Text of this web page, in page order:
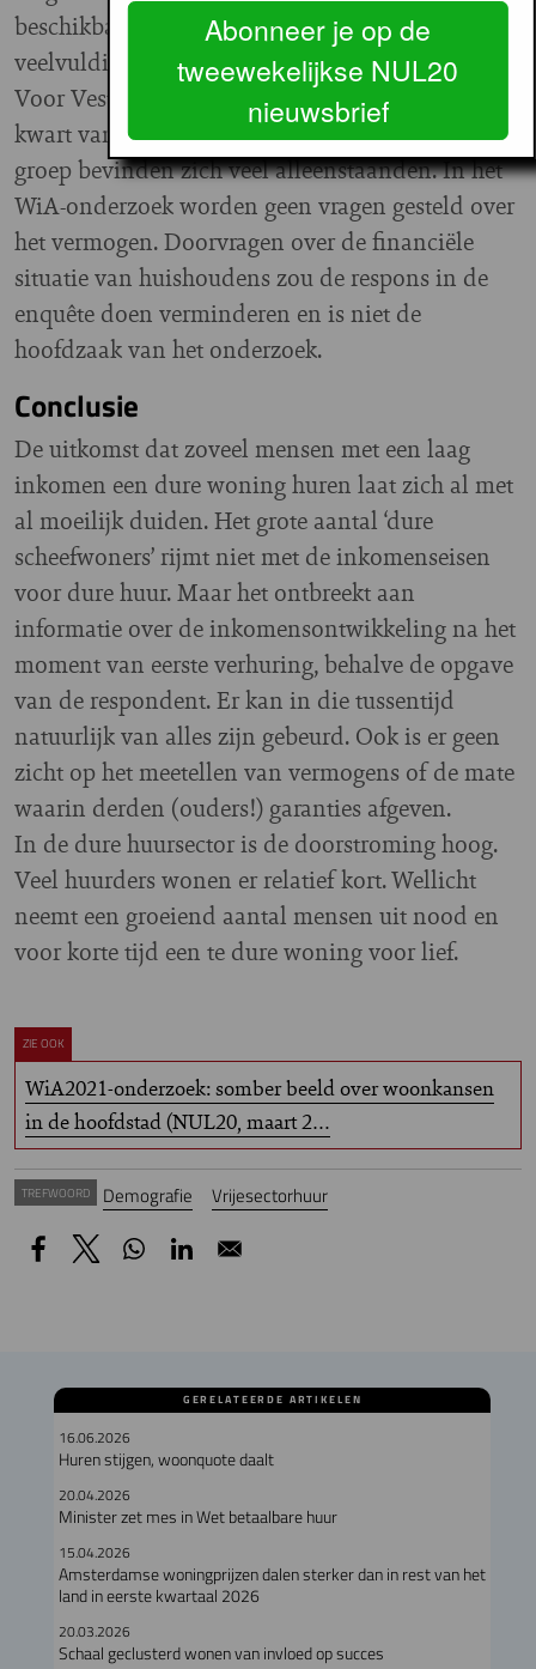
beschikbaar vermogen. Ouderen maken daar
veelvuldig gebruik van, zo bevestigen beleggers.
Voor Vesteda geldt bijvoorbeeld dat ruim een
kwart van de huurders is gepensioneerd. In die
groep bevinden zich veel alleenstaanden. In het
WiA-onderzoek worden geen vragen gesteld over
het vermogen. Doorvragen over de financiële
situatie van huishoudens zou de respons in de
enquête doen verminderen en is niet de
hoofdzaak van het onderzoek.
Conclusie
De uitkomst dat zoveel mensen met een laag
inkomen een dure woning huren laat zich al met
al moeilijk duiden. Het grote aantal ‘dure
scheefwoners’ rijmt niet met de inkomenseisen
voor dure huur. Maar het ontbreekt aan
informatie over de inkomensontwikkeling na het
moment van eerste verhuring, behalve de opgave
van de respondent. Er kan in die tussentijd
natuurlijk van alles zijn gebeurd. Ook is er geen
zicht op het meetellen van vermogens of de mate
waarin derden (ouders!) garanties afgeven.
In de dure huursector is de doorstroming hoog.
Veel huurders wonen er relatief kort. Wellicht
neemt een groeiend aantal mensen uit nood en
voor korte tijd een te dure woning voor lief.
ZIE OOK
WiA2021-onderzoek: somber beeld over woonkansen
in de hoofdstad (NUL20, maart 2…
TREFWOORD Demografie Vrijesectorhuur
GERELATEERDE ARTIKELEN
16.06.2026
Huren stijgen, woonquote daalt
20.04.2026
Minister zet mes in Wet betaalbare huur
15.04.2026
Amsterdamse woningprijzen dalen sterker dan in rest van het
land in eerste kwartaal 2026
20.03.2026
Schaal geclusterd wonen van invloed op succes
Abonneer je op de
tweewekelijkse NUL20
nieuwsbrief